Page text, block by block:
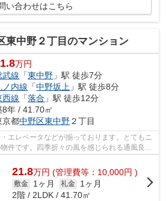
い合わせはこちら
東中野２丁目のマンション
万円
武線 「東中野 」駅 徒歩7分
ノ内線 「中野坂上 」駅 徒歩8分
西線 「落合 」駅 徒歩12分
8年 / 41.70㎡
京都中野区東中野２丁目
エレベータなどが揃っております。とてもニ
件です。四季折々の風を感じられる通風良好
件は築8...
21.8万円 (管理費等：10,000円 )
敷金 1ヶ月 礼金
1ヶ月
2階 / 2LDK / 41.70㎡